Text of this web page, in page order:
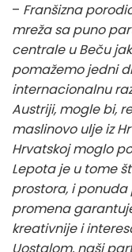
– Franšizna
mreža sa puno
centrale u Beču
pomažemo jedni
internacionalnu
Austriji, mogle bi,
maslinovo ulje iz
Hrvatskoj moglo
Lepota je u tome
prostora, i
promena
kreativnije i